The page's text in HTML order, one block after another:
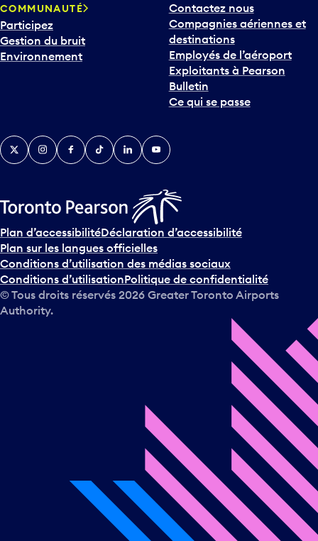
COMMUNAUTÉ
Participez
Gestion du bruit
Environnement
Contactez nous
Compagnies aériennes et
destinations
Employés de l’aéroport
Exploitants à Pearson
Bulletin
Ce qui se passe
TwitterInstagramFacebook
TikTokLinkedInYouTube
Plan d’accessibilitéDéclaration d’accessibilité
Plan sur les langues officielles
Conditions d’utilisation des médias sociaux
Conditions d’utilisationPolitique de confidentialité
© Tous droits réservés 2026 Greater Toronto Airports
Authority.